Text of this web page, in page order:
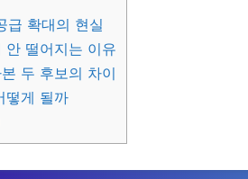
급 확대의 현실
안 떨어지는 이유
두 후보의 차이
떻게 될까